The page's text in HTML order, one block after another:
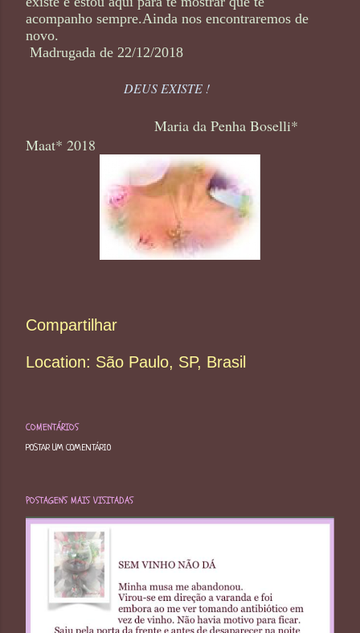
acompanho sempre.Ainda nos encontraremos de
novo.
Madrugada de 22/12/2018
DEUS EXISTE !
Maria da Penha Boselli*
Maat* 2018
Compartilhar
Location: São Paulo, SP, Brasil
COMENTÁRIOS
POSTAR UM COMENTÁRIO
POSTAGENS MAIS VISITADAS